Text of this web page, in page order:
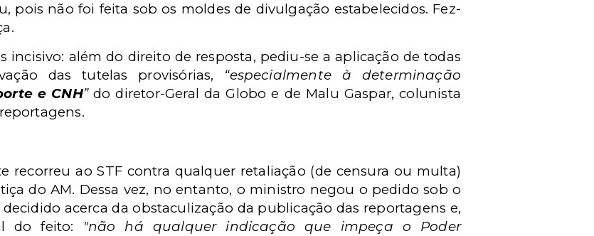
pois não foi feita sob os moldes de divulgação estabelecidos. Fez-
incisivo: além do direito de resposta, pediu-se a aplicação de todas
das tutelas provisórias, “especialmente à determinação
e CNH”do diretor-Geral da Globo e de Malu Gaspar, colunista
recorreu ao STF contra qualquer retaliação (de censura ou multa)
do AM. Dessa vez, no entanto, o ministro negou o pedido sob o
acerca da obstaculização da publicação das reportagens e,
do feito: "não há qualquer indicação que impeça o Poder